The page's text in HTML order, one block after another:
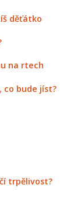
děťátko
na rtech
co bude jíst?
trpělivost?